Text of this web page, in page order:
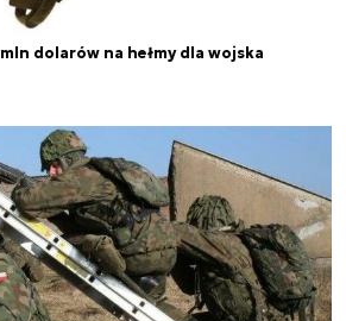
dolarów na hełmy dla wojska